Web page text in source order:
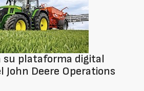
su plataforma digital
Deere Operations